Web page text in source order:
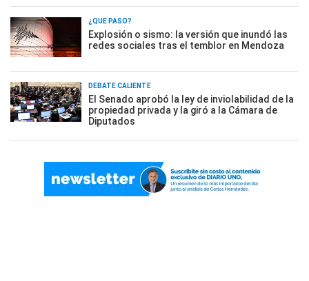
¿QUÉ PASÓ?
Explosión o sismo: la versión que inundó las
redes sociales tras el temblor en Mendoza
DEBATE CALIENTE
El Senado aprobó la ley de inviolabilidad de la
propiedad privada y la giró a la Cámara de
Diputados